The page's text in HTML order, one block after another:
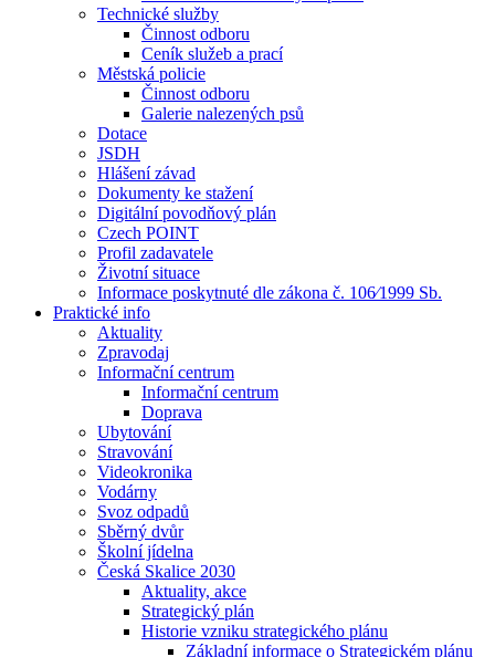
Technické služby
Činnost odboru
Ceník služeb a prací
Městská policie
Činnost odboru
Galerie nalezených psů
Dotace
JSDH
Hlášení závad
Dokumenty ke stažení
Digitální povodňový plán
Czech POINT
Profil zadavatele
Životní situace
Informace poskytnuté dle zákona č. 106⁄1999 Sb.
Praktické info
Aktuality
Zpravodaj
Informační centrum
Informační centrum
Doprava
Ubytování
Stravování
Videokronika
Vodárny
Svoz odpadů
Sběrný dvůr
Školní jídelna
Česká Skalice 2030
Aktuality, akce
Strategický plán
Historie vzniku strategického plánu
Základní informace o Strategickém plánu